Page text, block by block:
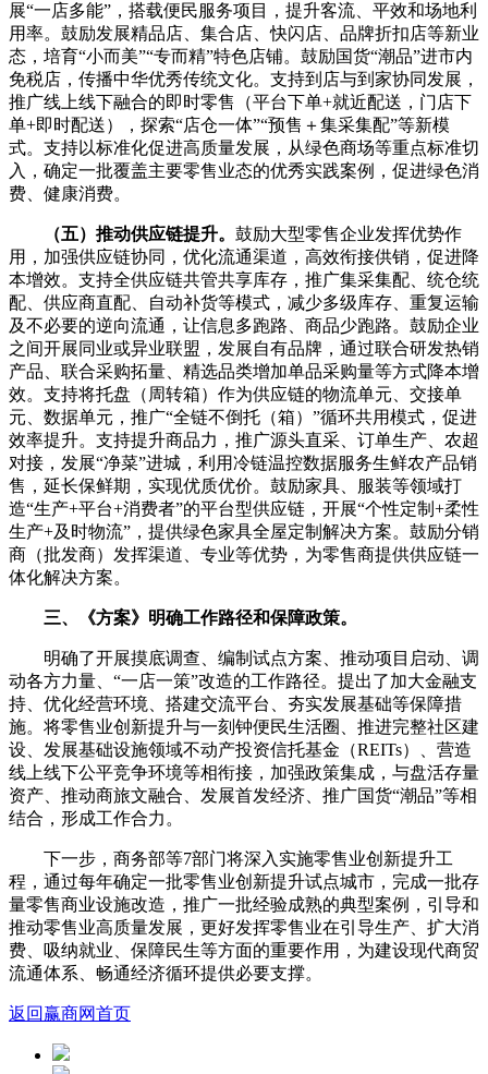
展“一店多能”，搭载便民服务项目，提升客流、平效和场地利
用率。鼓励发展精品店、集合店、快闪店、品牌折扣店等新业
态，培育“小而美”“专而精”特色店铺。鼓励国货“潮品”进市内
免税店，传播中华优秀传统文化。支持到店与到家协同发展，
推广线上线下融合的即时零售（平台下单+就近配送，门店下
单+即时配送），探索“店仓一体”“预售＋集采集配”等新模
式。支持以标准化促进高质量发展，从绿色商场等重点标准切
入，确定一批覆盖主要零售业态的优秀实践案例，促进绿色消
费、健康消费。
（五）推动供应链提升。 鼓励大型零售企业发挥优势作
用，加强供应链协同，优化流通渠道，高效衔接供销，促进降
本增效。 支持全供应链共管共享库存，推广集采集配、统仓统
配、供应商直配、自动补货等模式，减少多级库存、重复运输
及不必要的逆向流通，让信息多跑路、商品少跑路。鼓励企业
之间开展同业或异业联盟，发展自有品牌，通过联合研发热销
产品、联合采购拓量、精选品类增加单品采购量等方式降本增
效。支持将托盘（周转箱）作为供应链的物流单元、交接单
元、数据单元，推广“全链不倒托（箱）”循环共用模式，促进
效率提升。支持提升商品力，推广源头直采、订单生产、农超
对接，发展“净菜”进城，利用冷链温控数据服务生鲜农产品销
售，延长保鲜期，实现优质优价。鼓励家具、服装等领域打
造“生产+平台+消费者”的平台型供应链，开展“个性定制+柔性
生产+及时物流”，提供绿色家具全屋定制解决方案。鼓励分销
商（批发商）发挥渠道、专业等优势，为零售商提供供应链一
体化解决方案。
三、《方案》明确工作路径和保障政策。
明确了开展摸底调查、编制试点方案、推动项目启动、调
动各方力量、“一店一策”改造的工作路径。提出了加大金融支
持、优化经营环境、搭建交流平台、夯实发展基础等保障措
施。将零售业创新提升与一刻钟便民生活圈、推进完整社区建
设、发展基础设施领域不动产投资信托基金（REITs）、营造
线上线下公平竞争环境等相衔接，加强政策集成，与盘活存量
资产、推动商旅文融合、发展首发经济、推广国货“潮品”等相
结合，形成工作合力。
下一步，商务部等7部门将深入实施零售业创新提升工
程，通过每年确定一批零售业创新提升试点城市，完成一批存
量零售商业设施改造，推广一批经验成熟的典型案例，引导和
推动零售业高质量发展，更好发挥零售业在引导生产、扩大消
费、吸纳就业、保障民生等方面的重要作用，为建设现代商贸
流通体系、畅通经济循环提供必要支撑。
返回赢商网首页